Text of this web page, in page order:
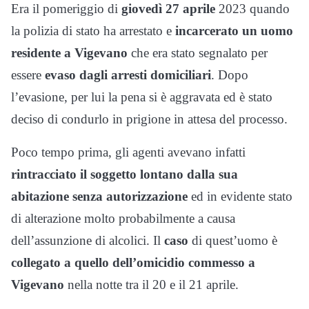
Era il pomeriggio di giovedì 27 aprile 2023 quando
la polizia di stato ha arrestato e incarcerato un uomo
residente a Vigevano che era stato segnalato per
essere evaso dagli arresti domiciliari. Dopo
l’evasione, per lui la pena si è aggravata ed è stato
deciso di condurlo in prigione in attesa del processo.
Poco tempo prima, gli agenti avevano infatti
rintracciato il soggetto lontano dalla sua
abitazione senza autorizzazione ed in evidente stato
di alterazione molto probabilmente a causa
dell’assunzione di alcolici. Il caso di quest’uomo è
collegato a quello dell’omicidio commesso a
Vigevano nella notte tra il 20 e il 21 aprile.